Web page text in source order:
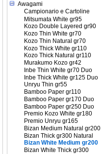
Awagami
Campionario e Cartoline
Mitsumata White gr95
Kozo Double Layered gr90
Kozo Thin White gr70
Kozo Thin Natural gr70
Kozo Thick White gr110
Kozo Thick Natural gr110
Murakumo Kozo gr42
Inbe Thin White gr70 Duo
Inbe Thick White gr125 Duo
Unryu Thin gr55
Bamboo Paper gr110
Bamboo Paper gr170 Duo
Bamboo Paper gr250 Duo
Premio Kozo White gr180
Premio Unryu gr165
Bizan Medium Natural gr200
Bizan Thick gr300 Natural
Bizan White Medium gr200
Bizan White Thick gr300